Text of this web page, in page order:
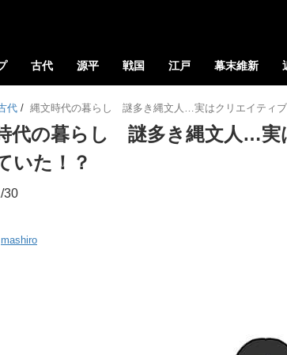
古代 源平 戦国 江戸 幕末維新
代 / 縄文時代の暮らし 謎多き縄文人…実はクリエイティブ
代の暮らし 謎多き縄文人…実
いた！？
30
mashiro